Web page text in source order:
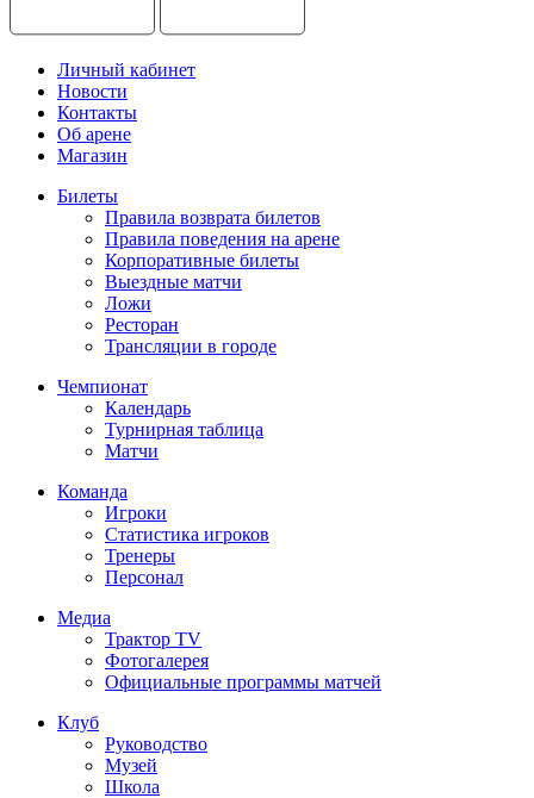
Личный кабинет
Новости
Контакты
Об арене
Магазин
Билеты
Правила возврата билетов
Правила поведения на арене
Корпоративные билеты
Выездные матчи
Ложи
Ресторан
Трансляции в городе
Чемпионат
Календарь
Турнирная таблица
Матчи
Команда
Игроки
Статистика игроков
Тренеры
Персонал
Медиа
Трактор TV
Фотогалерея
Официальные программы матчей
Клуб
Руководство
Музей
Школа